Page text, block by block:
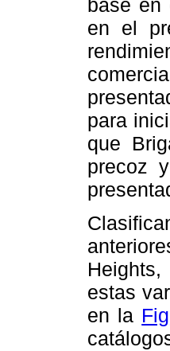
base en
en el
para
que
precoz
estas
en la